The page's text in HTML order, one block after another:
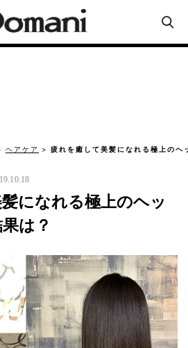
ヘアケア 疲れを癒して美髪になれる極上のヘ
になれる極上のヘッ
は？